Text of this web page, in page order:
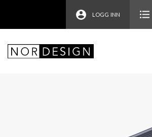
LOGG INN